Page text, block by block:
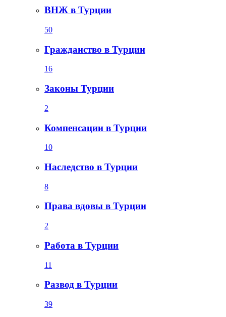
ВНЖ в Турции
50
Гражданство в Турции
16
Законы Турции
2
Компенсации в Турции
10
Наследство в Турции
8
Права вдовы в Турции
2
Работа в Турции
11
Развод в Турции
39